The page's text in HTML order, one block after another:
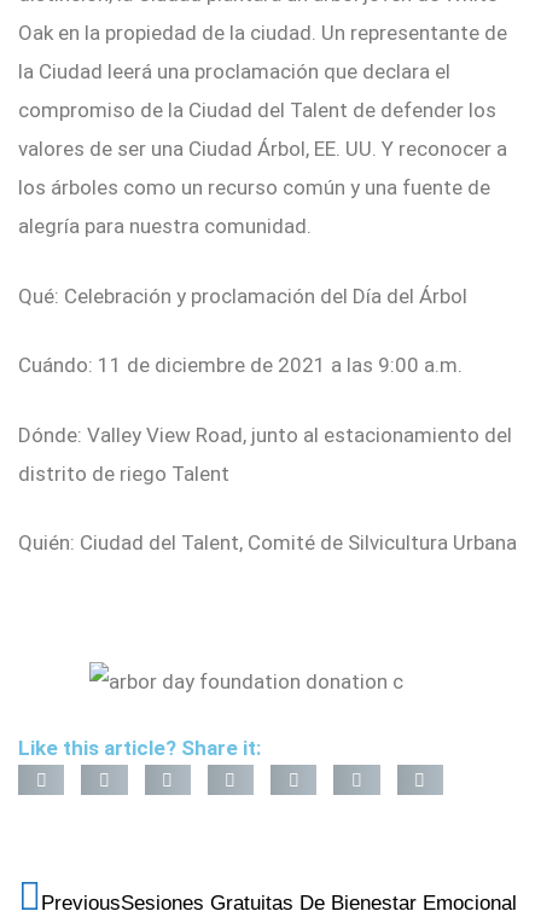
Oak en la propiedad de la ciudad. Un representante de
la Ciudad leerá una proclamación que declara el
compromiso de la Ciudad del Talent de defender los
valores de ser una Ciudad Árbol, EE. UU. Y reconocer a
los árboles como un recurso común y una fuente de
alegría para nuestra comunidad.
Qué: Celebración y proclamación del Día del Árbol
Cuándo: 11 de diciembre de 2021 a las 9:00 a.m.
Dónde: Valley View Road, junto al estacionamiento del
distrito de riego Talent
Quién: Ciudad del Talent, Comité de Silvicultura Urbana
Like this article? Share it:
PreviousSesiones Gratuitas De Bienestar Emocional